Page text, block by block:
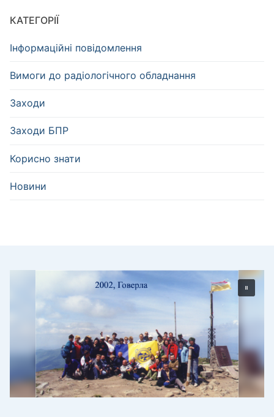
КАТЕГОРІЇ
Інформаційні повідомлення
Вимоги до радіологічного обладнання
Заходи
Заходи БПР
Корисно знати
Новини